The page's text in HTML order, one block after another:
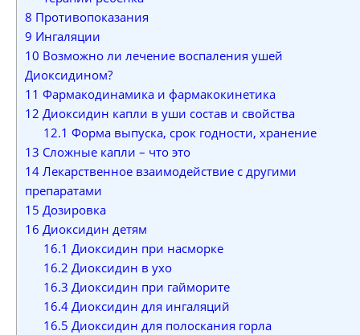
8 Противопоказания
9 Ингаляции
10 Возможно ли лечение воспаления ушей
Диоксидином?
11 Фармакодинамика и фармакокинетика
12 Диоксидин капли в уши состав и свойства
12.1 Форма выпуска, срок годности, хранение
13 Сложные капли – что это
14 Лекарственное взаимодействие с другими
препаратами
15 Дозировка
16 Диоксидин детям
16.1 Диоксидин при насморке
16.2 Диоксидин в ухо
16.3 Диоксидин при гайморите
16.4Диоксидин для ингаляций
16.5 Диоксидин для полоскания горла